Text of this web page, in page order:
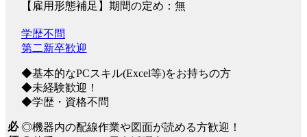
【雇用形態補足】期間の定め：無
必
学歴不問
第二新卒歓迎
◆基本的なPCスキル(Excel等)をお持ちの方
◆未経験歓迎！
◆学歴・資格不問
◎機器内の配線作業や図面が読める方歓迎！